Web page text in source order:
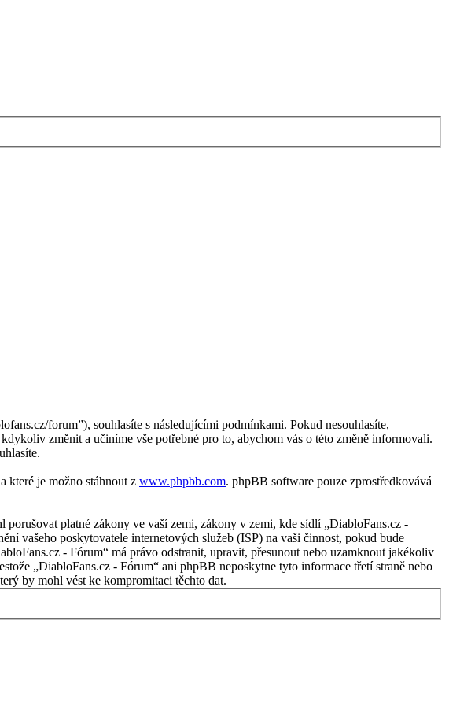
forum”), souhlasíte s následujícími podmínkami. Pokud nesouhlasíte,
změnit a učiníme vše potřebné pro to, abychom vás o této změně informovali.
které je možno stáhnout z www.phpbb.com. phpBB software pouze zprostředkovává
platné zákony ve vaší zemi, zákony v zemi, kde sídlí „DiabloFans.cz -
vašeho poskytovatele internetových služeb (ISP) na vaši činnost, pokud bude
- Fórum“ má právo odstranit, upravit, přesunout nebo uzamknout jakékoliv
„DiabloFans.cz - Fórum“ ani phpBB neposkytne tyto informace třetí straně nebo
by mohl vést ke kompromitaci těchto dat.